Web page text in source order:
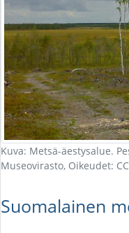
Kuva: Metsä-äestysalue.
Museovirasto, Oikeudet:
Suomalainen